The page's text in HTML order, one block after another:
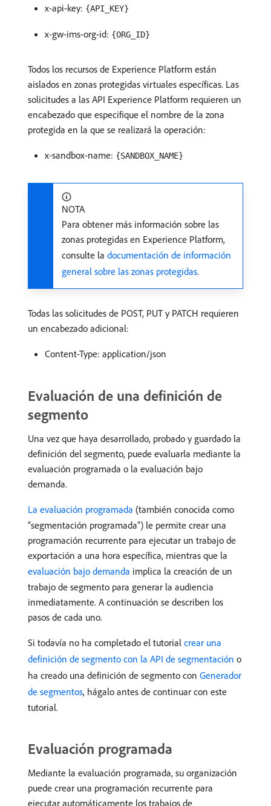
x-api-key: {API_KEY}
x-gw-ims-org-id: {ORG_ID}
Todos los recursos de Experience Platform están
aislados en zonas protegidas virtuales específicas. Las
solicitudes a las API Experience Platform requieren un
encabezado que especifique el nombre de la zona
protegida en la que se realizará la operación:
x-sandbox-name: {SANDBOX_NAME}
NOTA
Para obtener más información sobre las
zonas protegidas en Experience Platform,
consulte la documentación de información
general sobre las zonas protegidas.
Todas las solicitudes de POST, PUT y PATCH requieren
un encabezado adicional:
Content-Type: application/json
Evaluación de una definición de
segmento
Una vez que haya desarrollado, probado y guardado la
definición del segmento, puede evaluarla mediante la
evaluación programada o la evaluación bajo
demanda.
La evaluación programada (también conocida como
“segmentación programada”) le permite crear una
programación recurrente para ejecutar un trabajo de
exportación a una hora específica, mientras que la
evaluación bajo demanda implica la creación de un
trabajo de segmento para generar la audiencia
inmediatamente. A continuación se describen los
pasos de cada uno.
Si todavía no ha completado el tutorial crear una
definición de segmento con la API de segmentación o
ha creado una definición de segmento con Generador
de segmentos, hágalo antes de continuar con este
tutorial.
Evaluación programada
Mediante la evaluación programada, su organización
puede crear una programación recurrente para
ejecutar automáticamente los trabajos de